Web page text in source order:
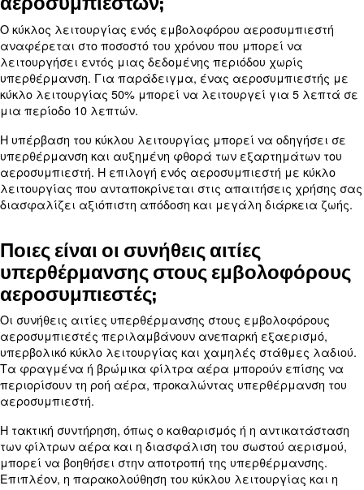
Πώς προσδιορίζω το
μέγεθος εμβολοφόρου
για τις ανάγκες μου;
Για να προσδιορίσετε το κατάλληλο μέγεθος
εμβολοφόρου αεροσυμπιεστή, πρέπει να λάβετε
απαιτούμενη παροχή αέρα και την πίεση
υψηλότερη ονομαστική τιμή CFM για να
μπορεί να διαχειριστεί τις απαιτήσεις αιχμής.
Επιπλέον, λάβετε υπόψη τον κύκλο λειτουργίας
διασφαλίστε ότι ο αεροσυμπιεστής μπορεί να
αποτελεσματικά εντός των προτύπων χρήσης